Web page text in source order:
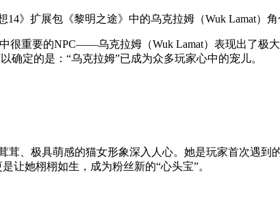
很重要的NPC——乌克拉姆（Wuk Lamat）表现出了极
定的是：“乌克拉姆”已成为众多玩家心中的宠儿。
、极具萌感的猫女形象深入人心。她是玩家首次遇到
让她栩栩如生，成为粉丝新的“心头宝”。